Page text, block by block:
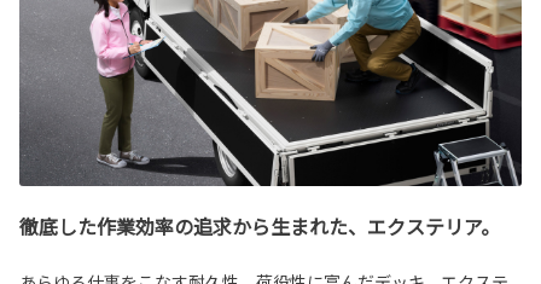
徹底した作業効率の追求から生まれた、エクステリア。